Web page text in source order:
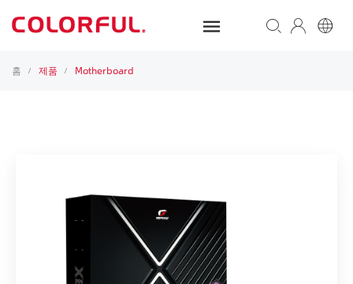
홈 / 제품 / Motherboard